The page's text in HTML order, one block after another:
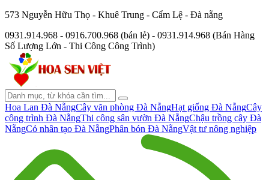
573 Nguyễn Hữu Thọ - Khuê Trung - Cẩm Lệ - Đà nẵng
0931.914.968 - 0916.700.968 (bán lẻ) - 0931.914.968 (Bán Hàng
Số Lượng Lớn - Thi Công Công Trình)
Hoa Lan Đà NẵngCây văn phòng Đà NẵngHạt giống Đà NẵngCây
công trình Đà NẵngThi công sân vườn Đà NẵngChậu trồng cây Đà
NẵngCỏ nhân tạo Đà NẵngPhân bón Đà NẵngVật tư nông nghiệp